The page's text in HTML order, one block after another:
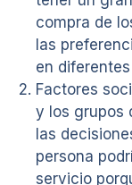
compra de
las
en
Factores
y los grupos
las
persona
servicio